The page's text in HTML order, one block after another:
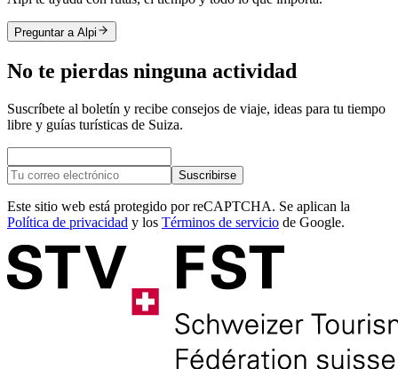
Preguntar a Alpi
No te pierdas ninguna actividad
Suscríbete al boletín y recibe consejos de viaje, ideas para tu tiempo
libre y guías turísticas de Suiza.
Suscribirse
Este sitio web está protegido por reCAPTCHA. Se aplican la
Política de privacidad y los Términos de servicio de Google.